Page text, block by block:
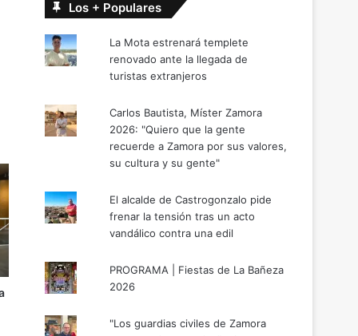
Los + Populares
La Mota estrenará templete
renovado ante la llegada de
turistas extranjeros
Carlos Bautista, Míster Zamora
2026: "Quiero que la gente
recuerde a Zamora por sus valores,
su cultura y su gente"
El alcalde de Castrogonzalo pide
frenar la tensión tras un acto
vandálico contra una edil
PROGRAMA | Fiestas de La Bañeza
2026
"Los guardias civiles de Zamora